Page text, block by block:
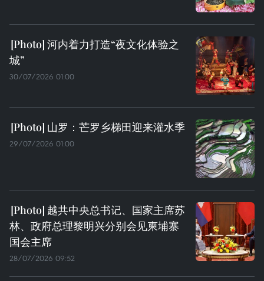
河内着力打造“夜文化体验之
城”
30/07/2026 01:00
山罗：芒罗乡梯田迎来灌水季
29/07/2026 01:00
越共中央总书记、国家主席苏
林、政府总理黎明兴分别会见柬埔寨
国会主席
28/07/2026 09:52